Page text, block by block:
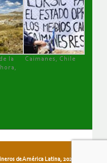
la
Caimanes, Chile
de América Latina, 2026